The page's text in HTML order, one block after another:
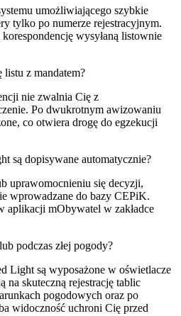
umożliwiającego szybkie
tylko po numerze rejestracyjnym.
wysyłaną listownie
listu z mandatem?
nie zwalnia Cię z
Po dwukrotnym awizowaniu
co otwiera drogę do egzekucji
są dopisywane automatycznie?
uprawomocnieniu się decyzji,
wprowadzane do bazy CEPiK.
aplikacji mObywatel w zakładce
podczas złej pogody?
Light są wyposażone w oświetlacze
na skuteczną rejestrację tablic
pogodowych oraz po
widoczność uchroni Cię przed